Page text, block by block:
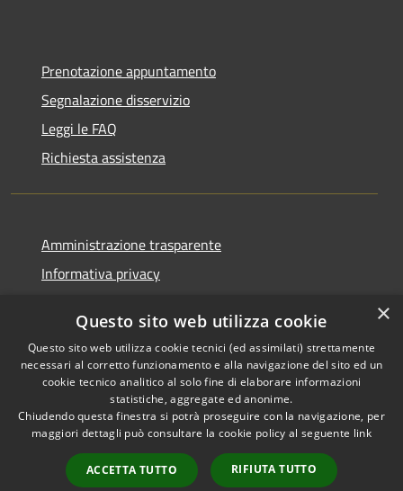
Prenotazione appuntamento
Segnalazione disservizio
Leggi le FAQ
Richiesta assistenza
Amministrazione trasparente
Informativa privacy
Dichiarazione di accessibilità
RSS
Accessibilità
Copyright © 2026 • Comune di
Casola in Lunigiana • Powered
byMunicipium
Accesso
×
Questo sito web utilizza cookie
Questo sito web utilizza cookie tecnici (ed assimilati) strettamente
necessari al corretto funzionamento e alla navigazione del sito ed un
cookie tecnico analitico al solo fine di elaborare informazioni
statistiche, aggregate ed anonime.
Chiudendo questa finestra si potrà proseguire con la navigazione, per
maggiori dettagli può consultare la cookie policy al seguente link
ACCETTA TUTTO RIFIUTA TUTTO